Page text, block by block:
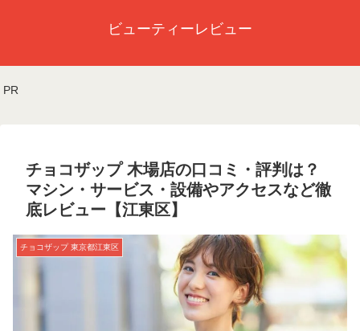
ビューティーレビュー
PR
チョコザップ 木場店の口コミ・評判は？
マシン・サービス・設備やアクセスなど徹
底レビュー【江東区】
チョコザップ 東京都江東区